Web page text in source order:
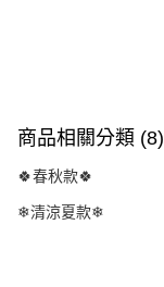
商品相關分類 (8)
🍀春秋款🍀
❄清涼夏款❄